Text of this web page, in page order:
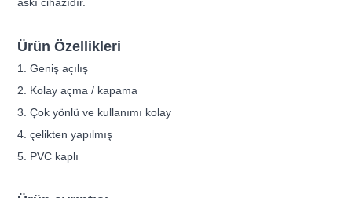
Ürün Özellikleri
1. Geniş açılış
2. Kolay açma / kapama
3. Çok yönlü ve kullanımı kolay
4. çelikten yapılmış
5. PVC kaplı